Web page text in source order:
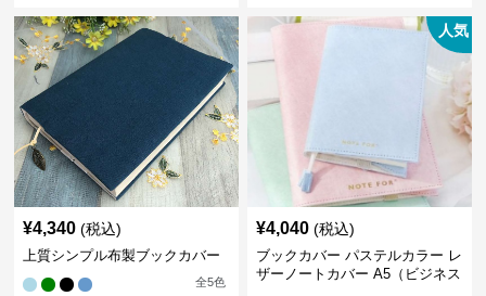
¥4,340 (税込)
上質シンプル布製ブックカバー
全5色
人気
¥4,040 (税込)
ブックカバー パステルカラー レ
ザーノートカバー A5（ビジネス